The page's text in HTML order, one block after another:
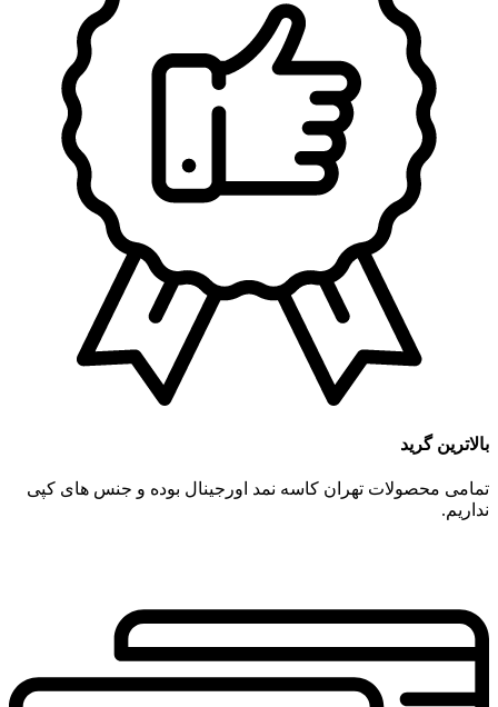
بالاترین گرید
تمامی محصولات تهران کاسه نمد اورجینال بوده و جنس های کپی
نداریم.